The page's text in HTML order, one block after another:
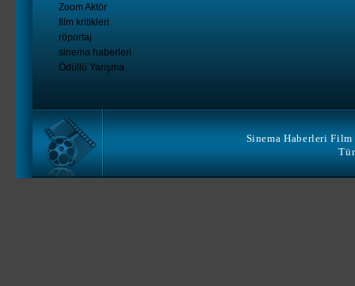
Zoom Aktör
film kritikleri
röportaj
sinema haberleri
Ödüllü Yarışma
Sinema Haberleri